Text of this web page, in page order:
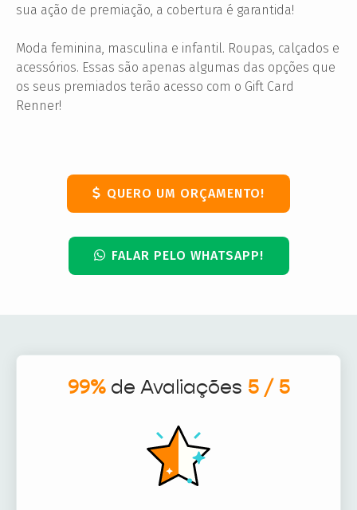
sua ação de premiação, a cobertura é garantida!
Moda feminina, masculina e infantil. Roupas, calçados e
acessórios. Essas são apenas algumas das opções que
os seus premiados terão acesso com o Gift Card
Renner!
QUERO UM ORÇAMENTO!
FALAR PELO WHATSAPP!
99%de Avaliações 5 / 5